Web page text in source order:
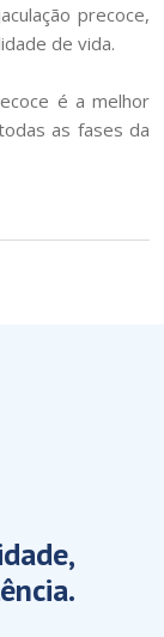
precoce,
de vida.
é a melhor
as fases da